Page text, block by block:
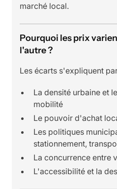
marché local.
Pourquoi les prix
l'autre ?
Les écarts s'expliquent
La densité urbaine et
mobilité
Le pouvoir d'achat
Les politiques
stationnement,
La concurrence entre
L'accessibilité et la